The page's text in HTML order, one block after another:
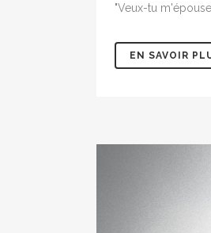
"Veux-tu
EN SAVOIR